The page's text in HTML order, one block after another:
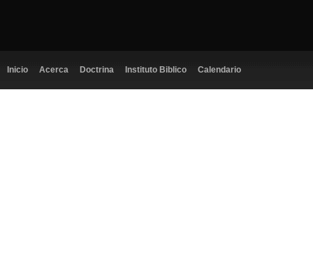
Inicio Acerca Doctrina Instituto Biblico Calendario